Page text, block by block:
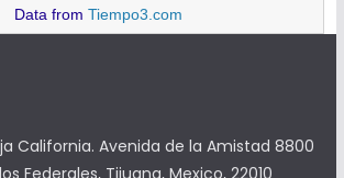
Data fromTiempo3.com
California. Avenida de la Amistad 8800
Federales, Tijuana, Mexico, 22010